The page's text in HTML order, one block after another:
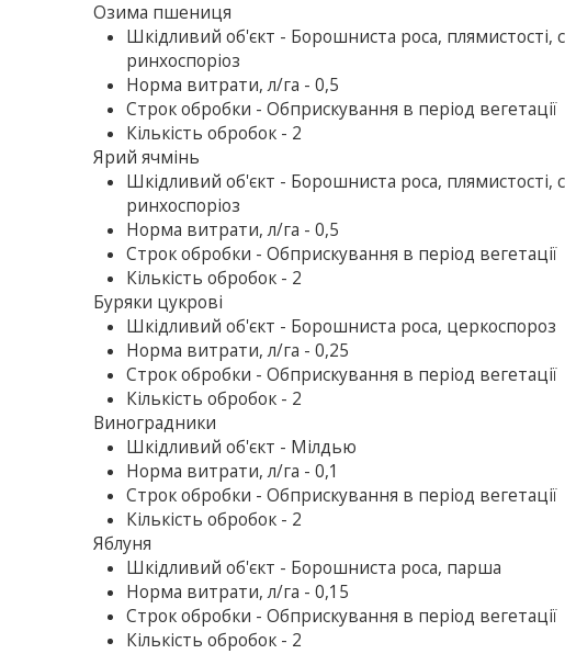
Озима пшениця
Шкiдливий об'єкт - Борошниста роса, плямистості,
ринхоспоріоз
Норма витрати, л/га - 0,5
Строк обробки - Обприскування в період вегетації
Кількість обробок - 2
Ярий ячмінь
Шкiдливий об'єкт - Борошниста роса, плямистості,
ринхоспоріоз
Норма витрати, л/га - 0,5
Строк обробки - Обприскування в період вегетації
Кількість обробок - 2
Буряки цукровi
Шкiдливий об'єкт - Борошниста роса, церкоспороз
Норма витрати, л/га - 0,25
Строк обробки - Обприскування в період вегетації
Кількість обробок - 2
Виноградники
Шкiдливий об'єкт - Мілдью
Норма витрати, л/га - 0,1
Строк обробки - Обприскування в період вегетації
Кількість обробок - 2
Яблуня
Шкiдливий об'єкт - Борошниста роса, парша
Норма витрати, л/га - 0,15
Строк обробки - Обприскування в період вегетації
Кількість обробок - 2